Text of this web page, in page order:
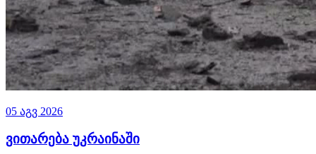
05 აგვ 2026
ვითარება უკრაინაში